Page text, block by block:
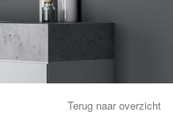
Terug naar overzicht